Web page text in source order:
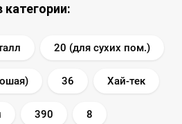
20 (для сухих пом.)
36 Хай-тек
390 8